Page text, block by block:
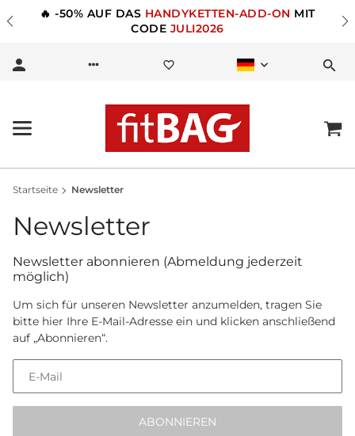
🔥 -50% AUF DAS HANDYKETTEN-ADD-ON MIT
CODE JULI2026
Startseite Newsletter
Newsletter
Newsletter abonnieren (Abmeldung jederzeit
möglich)
Um sich für unseren Newsletter anzumelden, tragen Sie
bitte hier Ihre E-Mail-Adresse ein und klicken anschließend
auf „Abonnieren“.
E-Mail
ABONNIEREN